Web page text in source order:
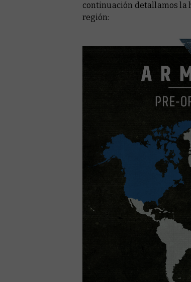
continuación detallamos la
región: